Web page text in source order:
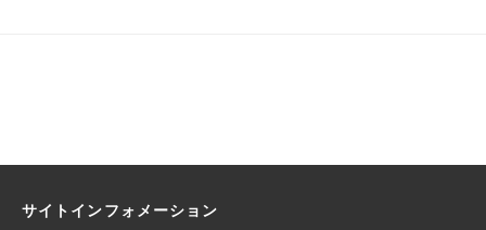
サイトインフォメーション